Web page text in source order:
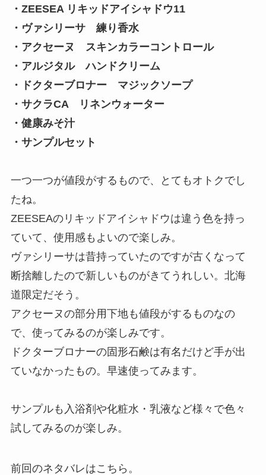
・ZEESEA リキッドアイシャドウ11
・ヴァシリーサ 練り香水
・アクセーヌ スキンカラーコントロール
・アルジタル ハンドクリーム
・ドクターブロナー マジックソープ
・サクラCA リネンウォーター
・健康みそ汁
・サンプルセット
一つ一つが値段がするもので、とてもオトクでし
たね。
ZEESEAのリキッドアイシャドウは違う色を持っ
ていて、使用感もよいので楽しみ。
ヴァシリーサは昔持っていたのですが古くなって
断捨離したので新しいものがきてうれしい。北海
道限定だそう。
アクセーヌの部分用下地も値段がするものなの
で、使ってみるのが楽しみです。
ドクターブロナーの固形石鹸は有名だけど手が出
ていなかったもの。早速使ってみます。
サンプルも入浴剤や化粧水・乳液など様々で色々
試してみるのが楽しみ。
前回のネタバレはこちら。